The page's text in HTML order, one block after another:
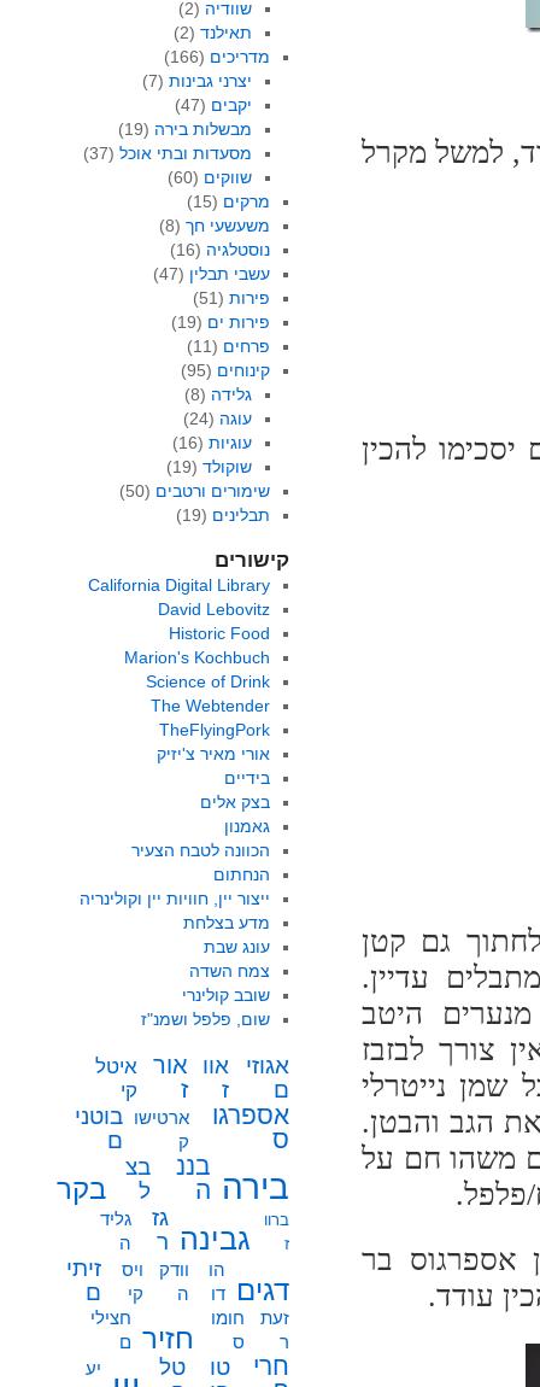
למשל מקרל
יסכימו להכין
גם קטן
עדיין.
היטב
צורך לבזבז
שמן נייטרלי
הגב והבטן.
משהו חם על
פלפל.
אספרגוס בר
עודד.
שוודיה (2)
תאילנד (2)
מדריכים (166)
יצרני גבינות (7)
יקבים (47)
מבשלות בירה (19)
מסעדות ובתי אוכל (37)
שווקים (60)
מרקים (15)
משעשעי חך(8)
נוסטלגיה (16)
עשבי תבלין (47)
פירות(51)
פירות ים (19)
פרחים (11)
קינוחים (95)
גלידה (8)
עוגה (24)
עוגיות (16)
שוקולד (19)
שימורים ורטבים (50)
תבלינים (19)
קישורים
California Digital Library
David Lebovitz
Historic Food
Marion's Kochbuch
Science of Drink
The Webtender
TheFlyingPork
אורי מאיר צ'יזיק
בידיים
בצק אלים
גאמנון
הכוונה לטבח הצעיר
הנחתום
ייצור יין, חוויות יין וקולינריה
מדע בצלחת
עונג שבת
צמח השדה
שובב קולינרי
שום, פלפל ושמנ"ז
אגוזי
ם
אוו
ז
אור
ז
איטל
קי
אספרגו
ס
ארטישו
ק
בוטני
ם
בירה
בננ
ה
בצ
ל
בקר
ברוו
ז
גבינה
גז
ר
גליד
ה
דגים
הו
דו
וודק
ה
ויס
קי
זיתי
ם
זעת
ר
חומו
ס
חזיר
חצילי
ם
חרי
טו
טל
יע